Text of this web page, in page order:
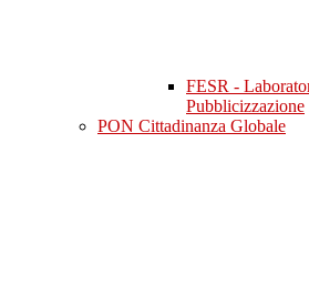
FESR -
Pubblicizzazione
PON Cittadinanza Globale